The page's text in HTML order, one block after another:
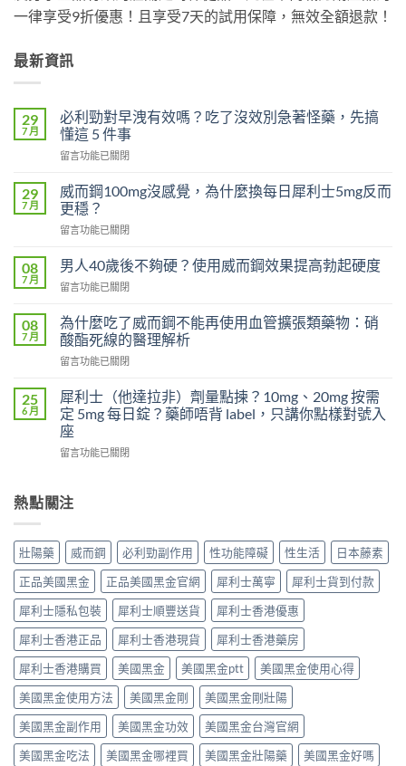
一律享受9折優惠！且享受7天的試用保障，無效全額退款！
最新資訊
29
7 月
必利勁對早洩有效嗎？吃了沒效別急著怪藥，先搞
懂這 5 件事
在
利
勁
對
早
有
嗎？
了
沒
效
別
著
怪
藥，
先
這
5
事〉
留言功能已關閉
29
7 月
威而鋼100mg沒感覺，為什麼換每日犀利士5mg反而
更穩？
在
而
鋼
100mg
感
覺，
什
換
每
日
利
反
穩？〉
中
留言功能已關閉
08
7 月
男人40歲後不夠硬？使用威而鋼效果提高勃起硬度
在
人
40
歲
後
夠
硬？
使
用
威
效
高
勃
起
硬
度〉
中
留言功能已關閉
08
7 月
為什麼吃了威而鋼不能再使用血管擴張類藥物：硝
酸酯死線的醫理解析
在
什
麼
吃
了
威
不
能
使
用
血
管
擴
張
類
藥
物：
硝
酸
酯
死
線
的
留言功能已關閉
25
6 月
犀利士（他達拉非）劑量點揀？10mg、20mg 按需
定 5mg 每日錠？藥師唔背 label，只講你點樣對號入
座
在
士
（他
拉
非）
劑
量
點
揀？
10mg、
20mg
按
需
定
5mg
每
日
錠？
留言功能已關閉
熱點關注
壯陽藥 威而鋼 必利勁副作用 性功能障礙 性生活
日本藤素
正品美國黑金
正品美國黑金官網 犀利士萬寧
犀利士貨到付款
犀利士隱私包裝
犀利士順豐送貨
犀利士香港優惠
犀利士香港正品
犀利士香港現貨
犀利士香港藥房
犀利士香港購買
美國黑金 美國黑金ptt
美國黑金使用心得
美國黑金使用方法
美國黑金剛
美國黑金剛壯陽
美國黑金副作用
美國黑金功效
美國黑金台灣官網
美國黑金吃法
美國黑金哪裡買 美國黑金壯陽藥 美國黑金好嗎